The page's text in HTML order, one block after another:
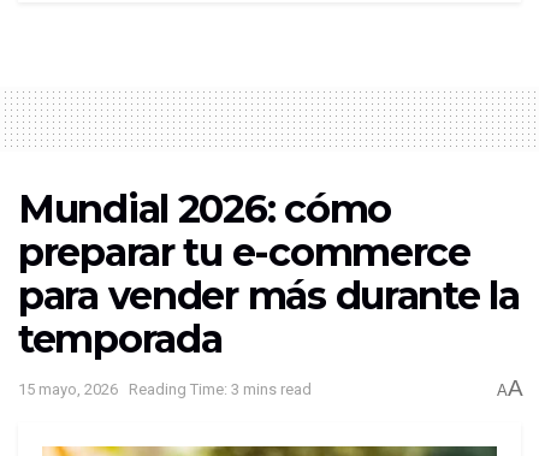
Mundial 2026: cómo
preparar tu e-commerce
para vender más durante la
temporada
15 mayo, 2026 Reading Time: 3 mins read AA